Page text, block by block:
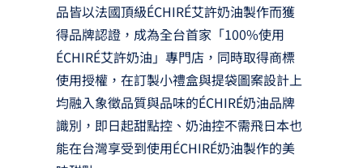
品皆以法國頂級ÉCHIRÉ艾許奶油製作而獲
得品牌認證，成為全台首家「100%使用
ÉCHIRÉ艾許奶油」專門店，同時取得商標
使用授權，在訂製小禮盒與提袋圖案設計上
均融入象徵品質與品味的ÉCHIRÉ奶油品牌
識別，即日起甜點控、奶油控不需飛日本也
能在台灣享受到使用ÉCHIRÉ奶油製作的美